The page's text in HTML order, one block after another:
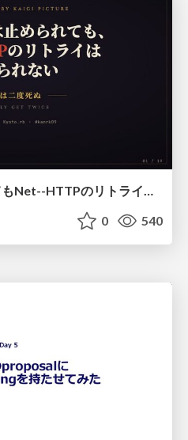
琵琶湖の水は止められてもNet--HTTPのリトライは止められない / You might be able to stop the water flow of Lake Biwa but you can't stop Net::HTTP retries
0 540